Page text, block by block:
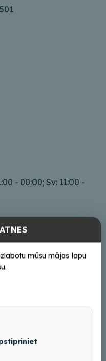
- 00:00; Sv: 11:00 -
mūsu mājas lapu